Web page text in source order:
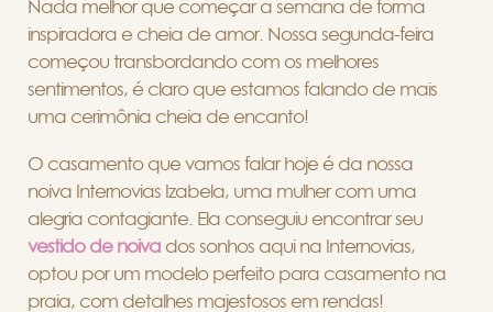
Nada melhor que começar a semana de forma
inspiradora e cheia de amor. Nossa segunda-feira
começou transbordando com os melhores
sentimentos, é claro que estamos falando de mais
uma cerimônia cheia de encanto!
O casamento que vamos falar hoje é da nossa
noiva Internovias Izabela, uma mulher com uma
alegria contagiante. Ela conseguiu encontrar seu
vestido de noiva dos sonhos aqui na Internovias,
optou por um modelo perfeito para casamento na
praia, com detalhes majestosos em rendas!